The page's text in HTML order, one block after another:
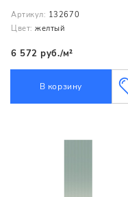
Артикул: 132670
Цвет: желтый
6 572 руб./м²
В корзину